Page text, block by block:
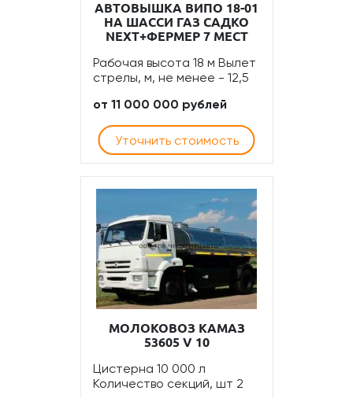
АВТОВЫШКА ВИПО 18-01
НА ШАССИ ГАЗ САДКО
NEXT+ФЕРМЕР 7 МЕСТ
Рабочая высота 18 м Вылет
стрелы, м, не менее - 12,5
от 11 000 000 рублей
Уточнить стоимость
МОЛОКОВОЗ КАМАЗ
53605 V 10
Цистерна 10 000 л
Количество секций, шт 2